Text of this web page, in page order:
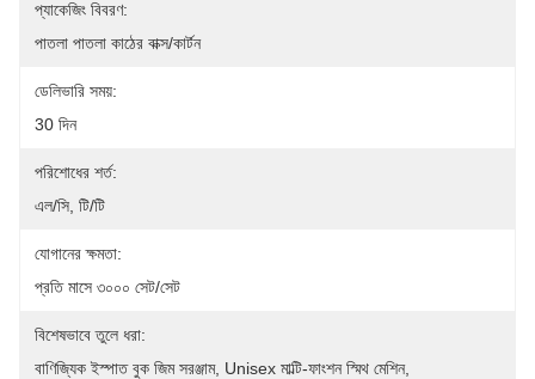
প্যাকেজিং বিবরণ:
পাতলা পাতলা কাঠের বাক্স/কার্টন
ডেলিভারি সময়:
30 দিন
পরিশোধের শর্ত:
এল/সি, টি/টি
যোগানের ক্ষমতা:
প্রতি মাসে ৩০০০ সেট/সেট
বিশেষভাবে তুলে ধরা:
বাণিজ্যিক ইস্পাত বুক জিম সরঞ্জাম, Unisex মাল্টি-ফাংশন স্মিথ মেশিন,